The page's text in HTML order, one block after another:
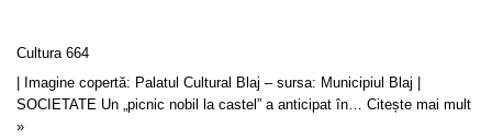
Cultura 664
| Imagine copertă: Palatul Cultural Blaj – sursa: Municipiul Blaj |
SOCIETATE Un „picnic nobil la castel” a anticipat în… Citește mai mult
»